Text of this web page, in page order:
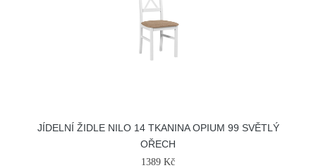
JÍDELNÍ ŽIDLE NILO 14 TKANINA OPIUM 99 SVĚTLÝ
OŘECH
1389 Kč